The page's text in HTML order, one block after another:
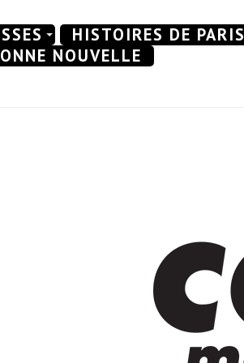
HISTOIRES DE PARIS
NOUVELLE